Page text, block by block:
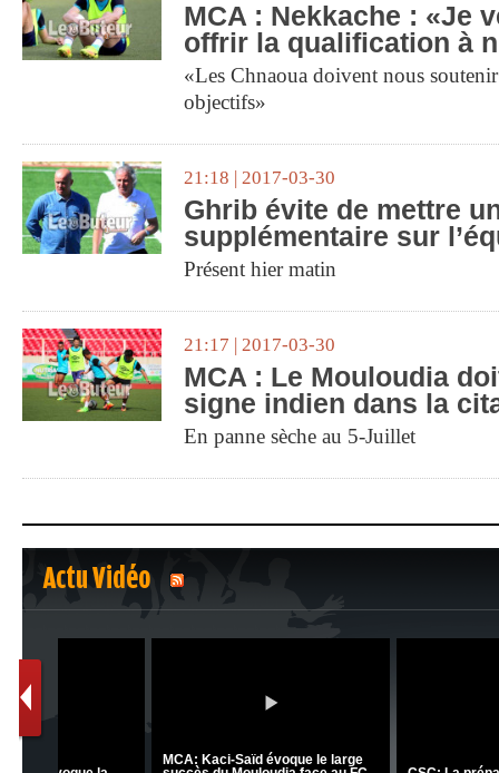
MCA : Nekkache : «Je
offrir la qualification à
«Les Chnaoua doivent nous
objectifs»
21:18 | 2017-03-30
Ghrib évite de mettre
supplémentaire sur
Présent hier matin
21:17 | 2017-03-30
MCA : Le Mouloudia
signe indien dans la
En panne sèche au 5-Juillet
Actu Vidéo
1 2
MCA: Kaci-Saïd évoque le